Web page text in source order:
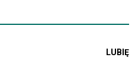
LUBIĘ